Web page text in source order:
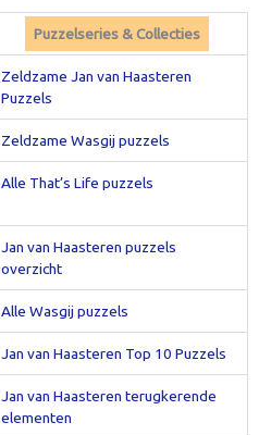
Puzzelseries & Collecties
Zeldzame Jan van Haasteren
Puzzels
Zeldzame Wasgij puzzels
Alle That’s Life puzzels
Jan van Haasteren puzzels
overzicht
Alle Wasgij puzzels
Jan van Haasteren Top 10 Puzzels
Jan van Haasteren terugkerende
elementen